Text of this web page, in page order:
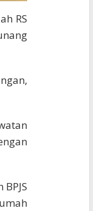
RS